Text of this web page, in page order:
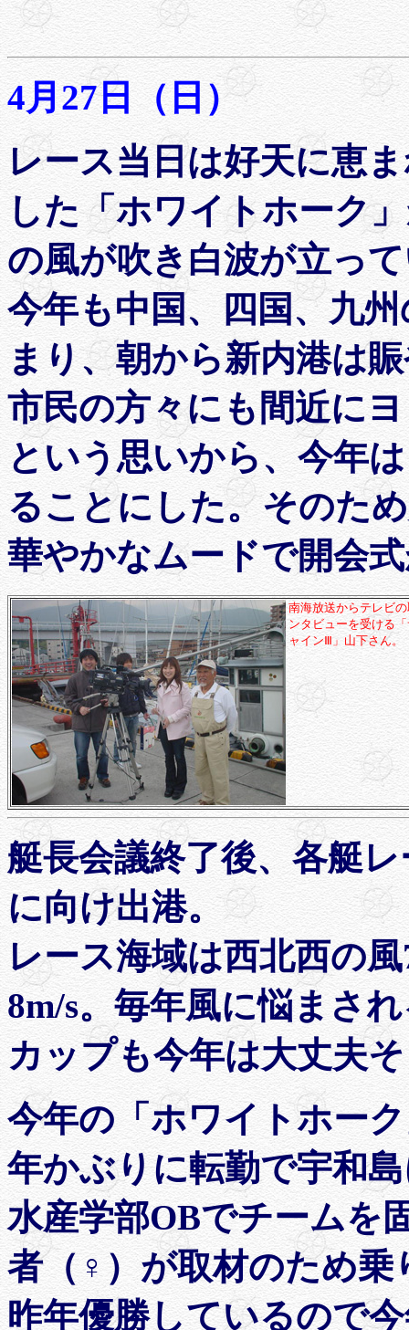
4月27日（日）
レース当日は好天に恵
した「ホワイトホーク
の風が吹き白波が立っ
今年も中国、四国、九
まり、朝から新内港は
市民の方々にも間近に
という思いから、今年
ることにした。そのた
華やかなムードで開会
南海放送からテレビ
ンタビューを受ける
ャインⅢ」山下さん。
艇長会議終了後、各艇
に向け出港。
レース海域は西北西の
8m/s。毎年風に悩まさ
カップも今年は大丈夫
今年の「ホワイトホー
年かぶりに転勤で宇和
水産学部OBでチームを
者（♀）が取材のため乗
昨年優勝しているので